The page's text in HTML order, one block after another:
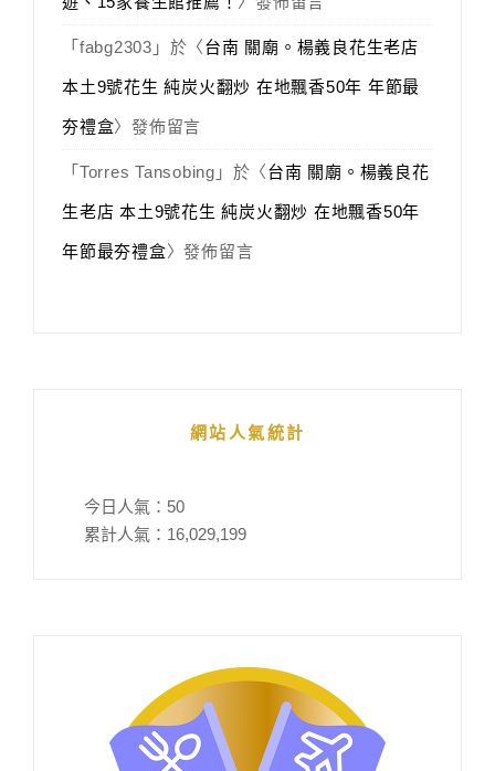
「 fabg2303 」於〈台南 關廟。楊義良花生老店
本土9號花生 純炭火翻炒 在地飄香50年 年節最
夯禮盒〉發佈留言
「 Torres Tansobing 」於〈台南 關廟。楊義良花
生老店 本土9號花生 純炭火翻炒 在地飄香50年
年節最夯禮盒〉發佈留言
網站人氣統計
今日人氣： 50
累計人氣： 16,029,199